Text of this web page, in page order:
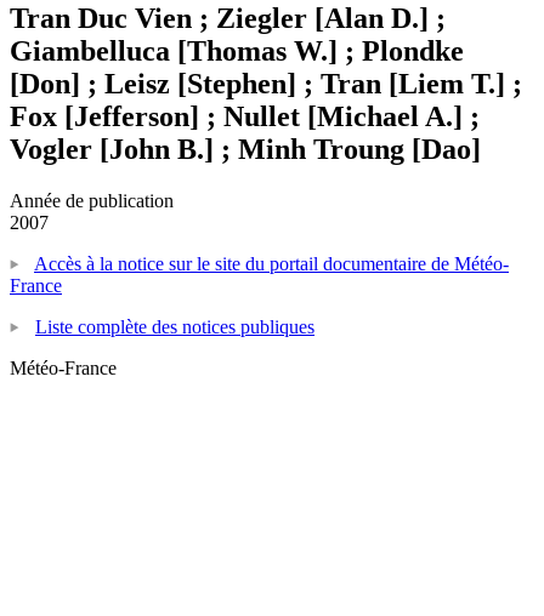
Tran Duc Vien ; Ziegler [Alan D.] ;
Giambelluca [Thomas W.] ; Plondke
[Don] ; Leisz [Stephen] ; Tran [Liem T.] ;
Fox [Jefferson] ; Nullet [Michael A.] ;
Vogler [John B.] ; Minh Troung [Dao]
Année de publication
2007
Accès à la notice sur le site du portail documentaire de Météo-
France
Liste complète des notices publiques
Météo-France